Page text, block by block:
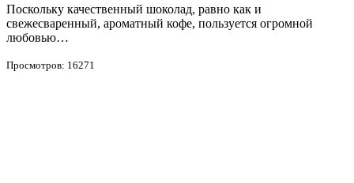
Поскольку качественный шоколад, равно как и
свежесваренный, ароматный кофе, пользуется огромной
любовью…
Просмотров: 16271